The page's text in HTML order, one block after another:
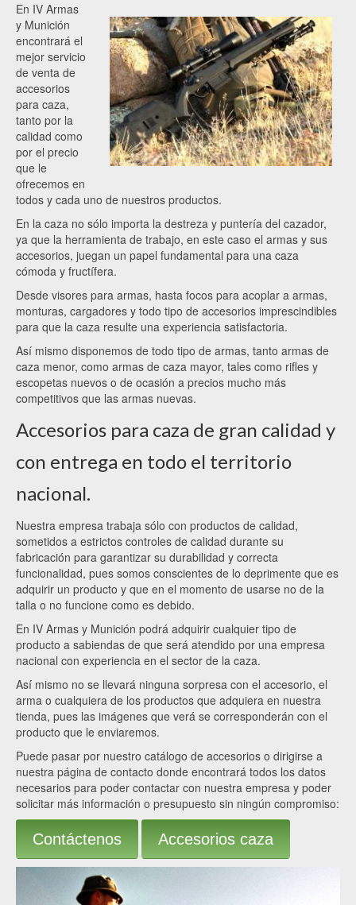
En IV Armas
y Munición
encontrará el
mejor servicio
de venta de
accesorios
para caza,
tanto por la
calidad como
por el precio
que le
ofrecemos en
todos y cada uno de nuestros productos.
En la caza no sólo importa la destreza y puntería del cazador,
ya que la herramienta de trabajo, en este caso el armas y sus
accesorios, juegan un papel fundamental para una caza
cómoda y fructífera.
Desde visores para armas, hasta focos para acoplar a armas,
monturas, cargadores y todo tipo de accesorios imprescindibles
para que la caza resulte una experiencia satisfactoria.
Así mismo disponemos de todo tipo de armas, tanto armas de
caza menor, como armas de caza mayor, tales como rifles y
escopetas nuevos o de ocasión a precios mucho más
competitivos que las armas nuevas.
Accesorios para caza de gran calidad y
con entrega en todo el territorio
nacional.
Nuestra empresa trabaja sólo con productos de calidad,
sometidos a estrictos controles de calidad durante su
fabricación para garantizar su durabilidad y correcta
funcionalidad, pues somos conscientes de lo deprimente que es
adquirir un producto y que en el momento de usarse no de la
talla o no funcione como es debido.
En IV Armas y Munición podrá adquirir cualquier tipo de
producto a sabiendas de que será atendido por una empresa
nacional con experiencia en el sector de la caza.
Así mismo no se llevará ninguna sorpresa con el accesorio, el
arma o cualquiera de los productos que adquiera en nuestra
tienda, pues las imágenes que verá se corresponderán con el
producto que le enviaremos.
Puede pasar por nuestro catálogo de accesorios o dirigirse a
nuestra página de contacto donde encontrará todos los datos
necesarios para poder contactar con nuestra empresa y poder
solicitar más información o presupuesto sin ningún compromiso:
Contáctenos Accesorios caza